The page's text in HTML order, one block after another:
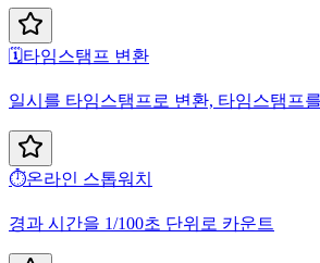
🗓️타임스탬프 변환
일시를 타임스탬프로 변환, 타임스탬프
⏱️온라인 스톱워치
경과 시간을 1/100초 단위로 카운트